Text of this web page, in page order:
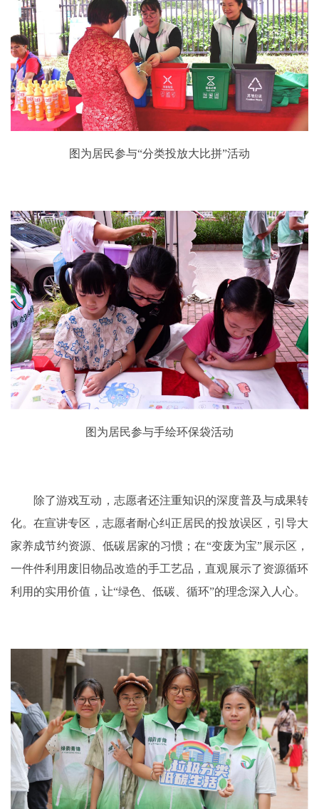
图为居民参与“分类投放大比拼”活动
图为居民参与手绘环保袋活动
除了游戏互动，志愿者还注重知识的深度普及与成果转
化。在宣讲专区，志愿者耐心纠正居民的投放误区，引导大
家养成节约资源、低碳居家的习惯；在“变废为宝”展示区，
一件件利用废旧物品改造的手工艺品，直观展示了资源循环
利用的实用价值，让“绿色、低碳、循环”的理念深入人心。